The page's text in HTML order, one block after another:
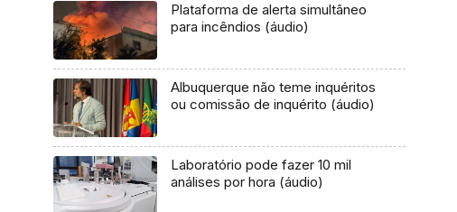
Plataforma de alerta simultâneo
para incêndios (áudio)
Albuquerque não teme inquéritos
ou comissão de inquérito (áudio)
Laboratório pode fazer 10 mil
análises por hora (áudio)